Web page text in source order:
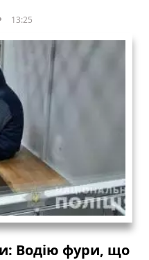
13:25
Водію фури, що